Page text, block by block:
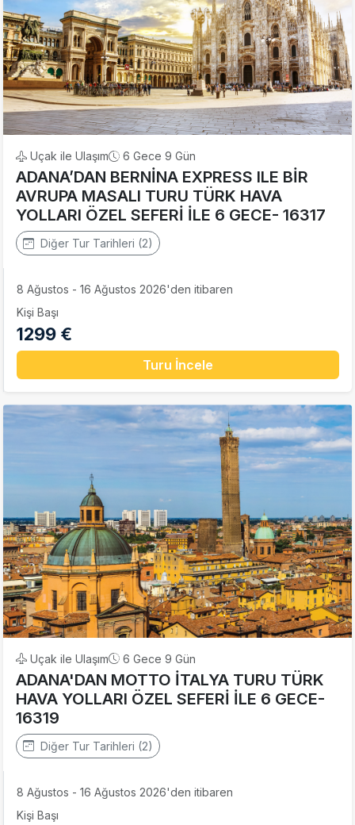
Uçak ile Ulaşım 6 Gece 9 Gün
ADANA’DAN BERNİNA EXPRESS ILE BİR
AVRUPA MASALI TURU TÜRK HAVA
YOLLARI ÖZEL SEFERİ İLE 6 GECE- 16317
Diğer Tur Tarihleri (2)
8 Ağustos - 16 Ağustos 2026'den itibaren
Kişi Başı
1299 €
Turu İncele
Uçak ile Ulaşım 6 Gece 9 Gün
ADANA'DAN MOTTO İTALYA TURU TÜRK
HAVA YOLLARI ÖZEL SEFERİ İLE 6 GECE-
16319
Diğer Tur Tarihleri (2)
8 Ağustos - 16 Ağustos 2026'den itibaren
Kişi Başı